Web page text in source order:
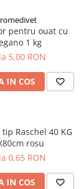
pentru ouat cu
1 kg
5,00 RON
IN COS
40 KG
rosu
0,65 RON
IN COS